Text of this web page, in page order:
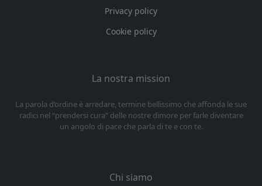
Privacy policy
Cookie policy
La nostra mission
La parola d’ordine è arredare, termine bellissimo che affonda le sue
radici nel “prendersi cura” delle nostre dimore per farle diventare
un angolo di pace che parla di te e con te.
Chi siamo